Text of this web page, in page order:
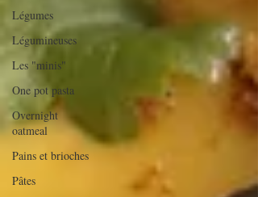
Légumes
Légumineuses
Les "minis"
One pot pasta
Overnight
oatmeal
Pains et brioches
Pâtes